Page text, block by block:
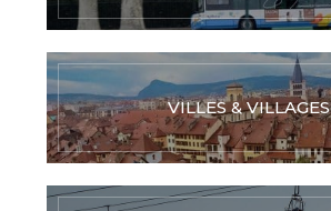
VILLES & VILLAGES